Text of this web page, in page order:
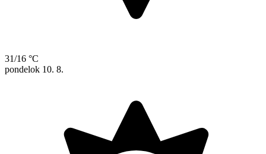
31/16 °C
pondelok 10. 8.